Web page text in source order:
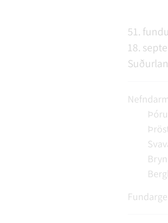
STARFSFÓLK RANGÁRÞINGS
51.
18.